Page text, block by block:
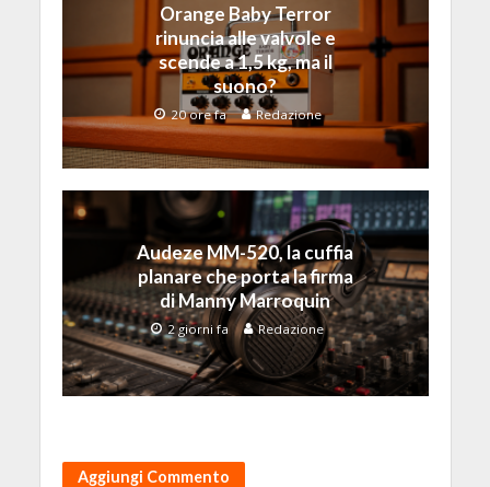
Orange Baby Terror
rinuncia alle valvole e
scende a 1,5 kg, ma il
suono?
20 ore fa Redazione
Audeze MM-520, la cuffia
planare che porta la firma
di Manny Marroquin
2 giorni fa Redazione
Aggiungi Commento